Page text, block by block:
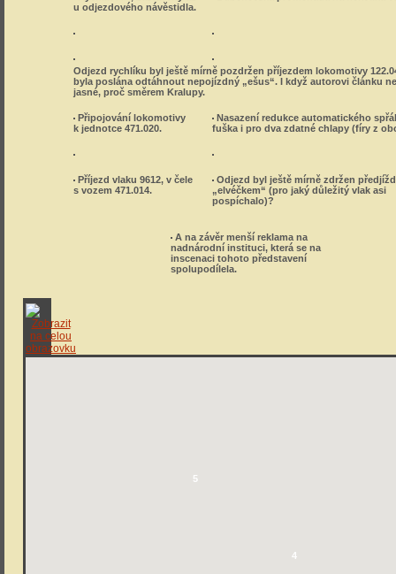
u odjezdového návěstidla.
Odjezd rychlíku byl ještě mírně pozdržen příjezdem lokomotivy
byla poslána odtáhnout nepojízdný „ešus“. I když autorovi článku
jasné, proč směrem Kralupy.
Připojování lokomotivy
k jednotce 471.020.
Nasazení redukce automatického
fuška i pro dva zdatné chlapy (fíry z
Příjezd vlaku 9612, v čele
s vozem 471.014.
Odjezd byl ještě mírně zdržen
„elvéčkem“ (pro jaký důležitý vlak asi
pospíchalo)?
A na závěr menší reklama na
nadnárodní instituci, která se na
inscenaci tohoto představení
spolupodílela.
5
4